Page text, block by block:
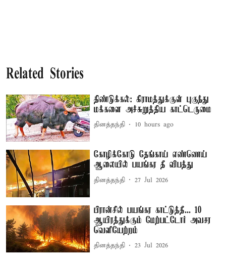
Related Stories
திண்டுக்கல்: கிராமத்துக்குள் புகுந்து
மக்களை அச்சுறுத்திய காட்டெருமை
தினத்தந்தி 10 hours ago
கோழிக்கோடு தேங்காய் எண்ணெய்
ஆலையில் பயங்கர தீ விபத்து
தினத்தந்தி 27 Jul 2026
பிரான்சில் பயங்கர காட்டுத்தீ... 10
ஆயிரத்துக்கும் மேற்பட்டோர் அவசர
வெளியேற்றம்
தினத்தந்தி 23 Jul 2026